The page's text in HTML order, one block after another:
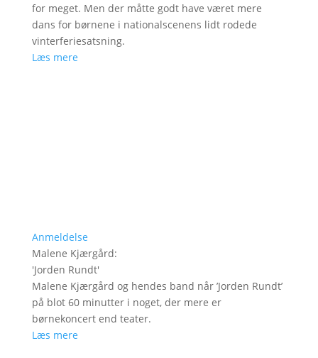
for meget. Men der måtte godt have været mere
dans for børnene i nationalscenens lidt rodede
vinterferiesatsning.
Læs mere
Anmeldelse
Malene Kjærgård:
'Jorden Rundt'
Malene Kjærgård og hendes band når ’Jorden Rundt’
på blot 60 minutter i noget, der mere er
børnekoncert end teater.
Læs mere